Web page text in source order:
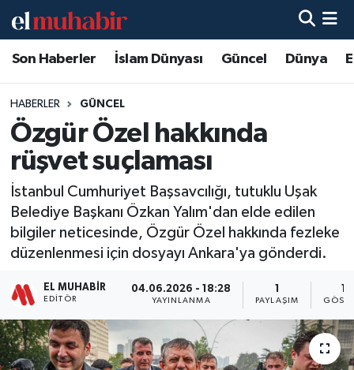
Son Haberler İslam Dünyası Güncel Dünya
HABERLER GÜNCEL
Özgür Özel hakkında
rüşvet suçlaması
İstanbul Cumhuriyet Başsavcılığı, tutuklu Uşak
Belediye Başkanı Özkan Yalım'dan elde edilen
bilgiler neticesinde, Özgür Özel hakkında fezleke
düzenlenmesi için dosyayı Ankara'ya gönderdi.
EL MUHABIR
EDITÖR
04.06.2026 - 18:28
YAYINLANMA PAYLAŞIM
Hava Durumu
Trafik Durumu
Süper Lig Puan Durumu ve Fikstür
Son Dakika Haberleri
Haber Arşivi